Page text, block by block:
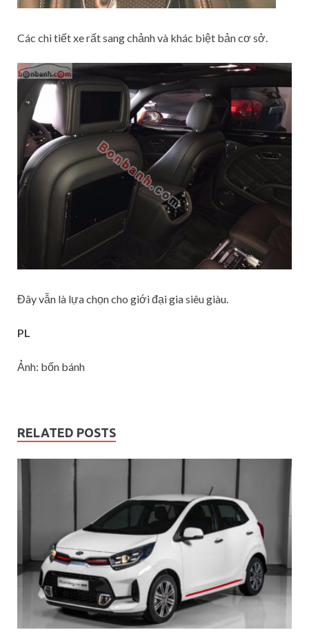
Các chi tiết xe rất sang chảnh và khác biệt bản cơ sở.
Đây vẫn là lựa chọn cho giới đại gia siêu giàu.
PL
Ảnh: bốn bánh
RELATED POSTS